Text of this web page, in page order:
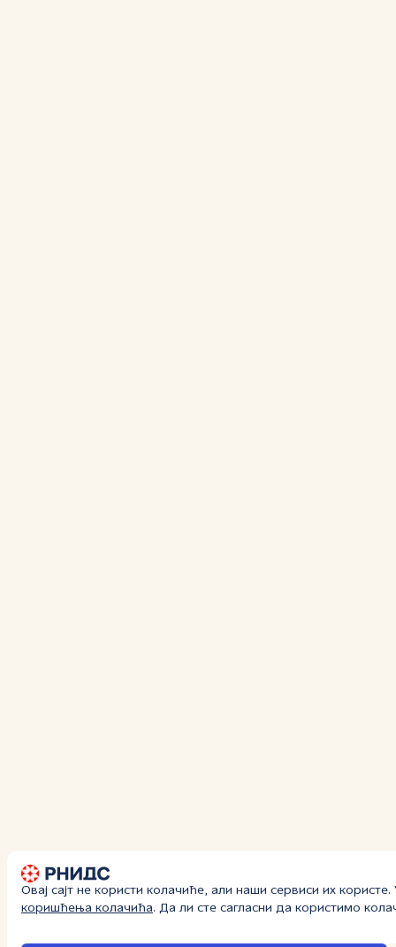
Овај сајт не користи колачиће, али наши сервиси их
коришћења колачића. Да ли сте сагласни да користимо